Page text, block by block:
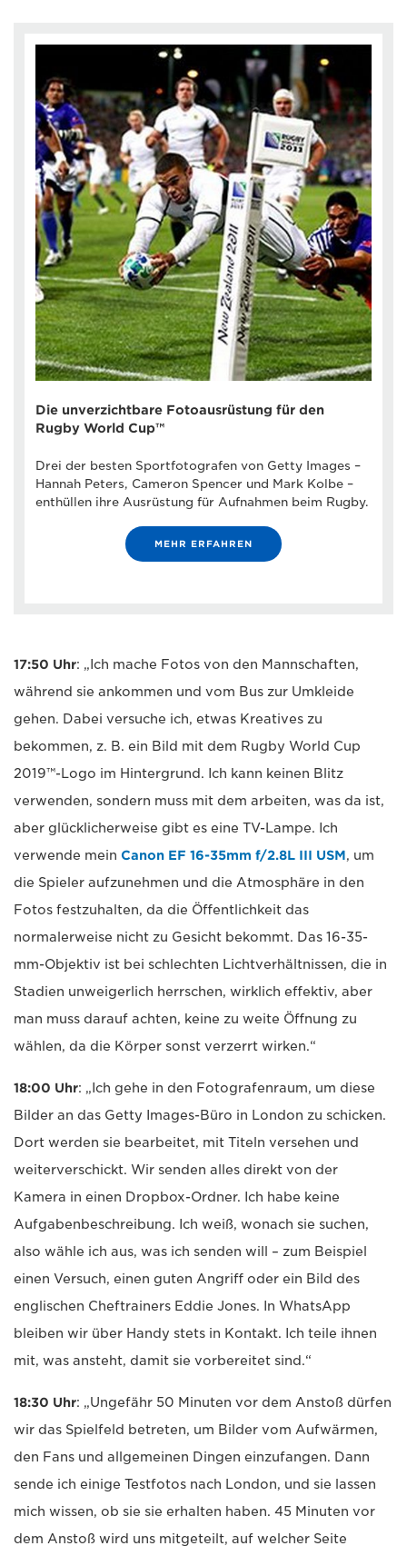
Die unverzichtbare Fotoausrüstung für den
Rugby World Cup™
Drei der besten Sportfotografen von Getty Images –
Hannah Peters, Cameron Spencer und Mark Kolbe –
enthüllen ihre Ausrüstung für Aufnahmen beim Rugby.
MEHR ERFAHREN
17:50 Uhr: „Ich mache Fotos von den Mannschaften,
während sie ankommen und vom Bus zur Umkleide
gehen. Dabei versuche ich, etwas Kreatives zu
bekommen, z. B. ein Bild mit dem Rugby World Cup
2019™-Logo im Hintergrund. Ich kann keinen Blitz
verwenden, sondern muss mit dem arbeiten, was da ist,
aber glücklicherweise gibt es eine TV-Lampe. Ich
verwende mein Canon EF 16-35mm f/2.8L III USM, um
die Spieler aufzunehmen und die Atmosphäre in den
Fotos festzuhalten, da die Öffentlichkeit das
normalerweise nicht zu Gesicht bekommt. Das 16-35-
mm-Objektiv ist bei schlechten Lichtverhältnissen, die in
Stadien unweigerlich herrschen, wirklich effektiv, aber
man muss darauf achten, keine zu weite Öffnung zu
wählen, da die Körper sonst verzerrt wirken.“
18:00 Uhr: „Ich gehe in den Fotografenraum, um diese
Bilder an das Getty Images-Büro in London zu schicken.
Dort werden sie bearbeitet, mit Titeln versehen und
weiterverschickt. Wir senden alles direkt von der
Kamera in einen Dropbox-Ordner. Ich habe keine
Aufgabenbeschreibung. Ich weiß, wonach sie suchen,
also wähle ich aus, was ich senden will – zum Beispiel
einen Versuch, einen guten Angriff oder ein Bild des
englischen Cheftrainers Eddie Jones. In WhatsApp
bleiben wir über Handy stets in Kontakt. Ich teile ihnen
mit, was ansteht, damit sie vorbereitet sind.“
18:30 Uhr: „Ungefähr 50 Minuten vor dem Anstoß dürfen
wir das Spielfeld betreten, um Bilder vom Aufwärmen,
den Fans und allgemeinen Dingen einzufangen. Dann
sende ich einige Testfotos nach London, und sie lassen
mich wissen, ob sie sie erhalten haben. 45 Minuten vor
dem Anstoß wird uns mitgeteilt, auf welcher Seite